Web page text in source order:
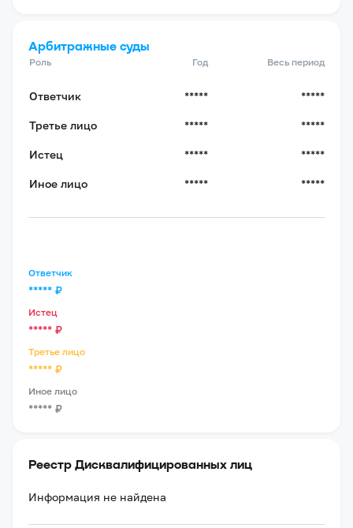
Арбитражные суды
Роль Год Весь период
Ответчик ***** *****
Третье лицо ***** *****
Истец ***** *****
Иное лицо ***** *****
Ответчик
***** ₽
Истец
***** ₽
Третье лицо
***** ₽
Иное лицо
***** ₽
Реестр Дисквалифицированных лиц
Информация не найдена